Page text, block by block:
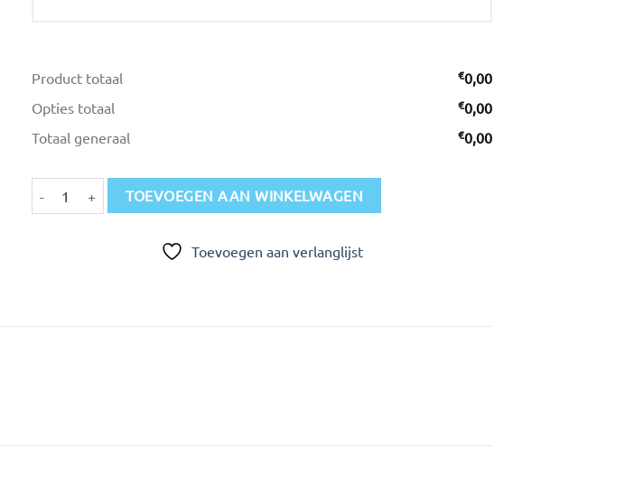
Product totaal €0,00
Opties totaal
€0,00
Totaal generaal
€0,00
Medailles ME 700 Ø 7 cm aantalTOEVOEGEN AAN WINKELWAGEN
Toevoegen aan verlanglijst